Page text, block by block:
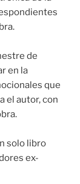
de
en la
que
el autor, con
solo libro
ex-